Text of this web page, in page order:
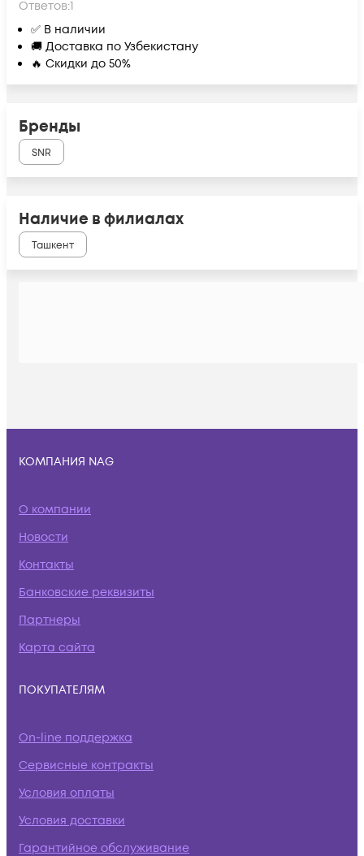
Ответов:1
✅ В наличии
🚚 Доставка по Узбекистану
🔥 Скидки до 50%
Бренды
SNR
Наличие в филиалах
Ташкент
КОМПАНИЯ NAG
О компании
Новости
Контакты
Банковские реквизиты
Партнеры
Карта сайта
ПОКУПАТЕЛЯМ
On-line поддержка
Сервисные контракты
Условия оплаты
Условия доставки
Гарантийное обслуживание